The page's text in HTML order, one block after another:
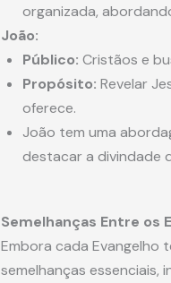
organizada,
João:
Público: Cristãos e
Propósito: Revelar
oferece.
João tem uma
destacar a divindade
Semelhanças Entre os
Embora cada Evangelho
semelhanças essenciais,